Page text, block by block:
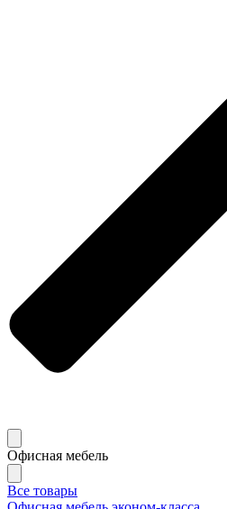
Офисная мебель
Все товары